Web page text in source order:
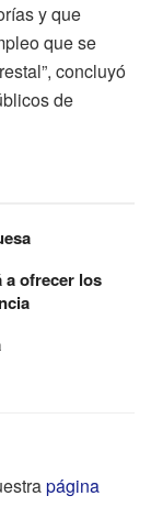
y que
que se
concluyó
de
a ofrecer los
página